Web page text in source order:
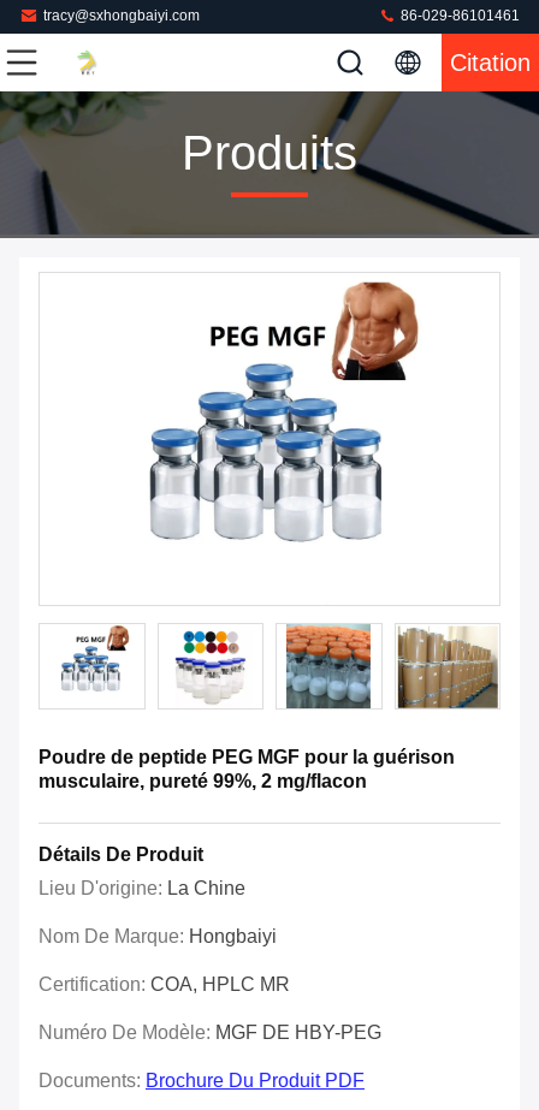
tracy@sxhongbaiyi.com 86-029-86101461
Citation
Produits
Poudre de peptide PEG MGF pour la guérison
musculaire, pureté 99%, 2 mg/flacon
Détails De Produit
Lieu D'origine: La Chine
Nom De Marque: Hongbaiyi
Certification: COA, HPLC MR
Numéro De Modèle: MGF DE HBY-PEG
Documents: Brochure Du Produit PDF